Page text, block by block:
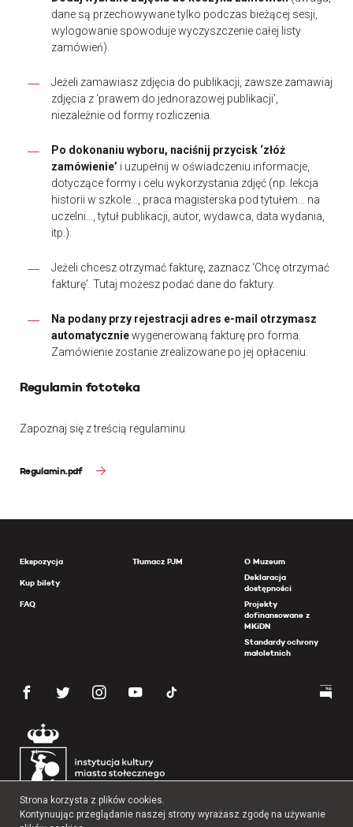
dane są przechowywane tylko podczas bieżącej sesji,
wylogowanie spowoduje wyczyszczenie całej listy
zamówień).
Jeżeli zamawiasz zdjęcia do publikacji, zawsze zamawiaj
zdjęcia z ‘prawem do jednorazowej publikacji’,
niezależnie od formy rozliczenia.
Po dokonaniu wyboru, naciśnij przycisk ‘złóż
zamówienie’ i uzupełnij w oświadczeniu informacje,
dotyczące formy i celu wykorzystania zdjęć (np. lekcja
historii w szkole…, praca magisterska pod tytułem… na
uczelni…, tytuł publikacji, autor, wydawca, data wydania,
itp.).
Jeżeli chcesz otrzymać fakturę, zaznacz ‘Chcę otrzymać
fakturę’. Tutaj możesz podać dane do faktury.
Na podany przy rejestracji adres e-mail otrzymasz
automatyczniewygenerowaną fakturę pro forma.
Zamówienie zostanie zrealizowane po jej opłaceniu.
Regulamin fototeka
Zapoznaj się z treścią regulaminu
Regulamin.pdf
Ekspozycja
Kup bilety
FAQ
Tłumacz PJM
O Muzeum
Deklaracja
dostępności
Projekty
dofinansowane z
MKiDN
Standardy ochrony
małoletnich
Strona korzysta z plików cookies.
Kontynuując przeglądanie naszej strony wyrażasz zgodę na używanie